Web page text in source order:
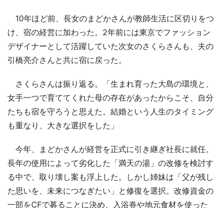
10年ほど前、長女のまどかさんが教師生活に区切りをつ
け、宿の経営に加わった。2年前には東京でファッション
デザイナーとして活躍していた次女のさくらさんも、夫の
引橋亮介さんと共に宿に戻った。
さくらさんは振り返る。「生まれ育った大島の環境と、
女手一つで育ててくれた母の存在があったからこそ、自分
たちも宿を守ろうと思えた。結婚という人生のタイミング
も重なり、大きな選択をした」
今年、まどかさんが経営を正式に引き継ぎ社長に就任。
長年の使用によって劣化した「満天の湯」の改修を検討す
る中で、取り壊し案も浮上した。しかし姉妹は「父が残し
た思いを、未来につなぎたい」と修復を選択。改修資金の
一部をCFで募ることに決め、入浴券や地元食材を使った